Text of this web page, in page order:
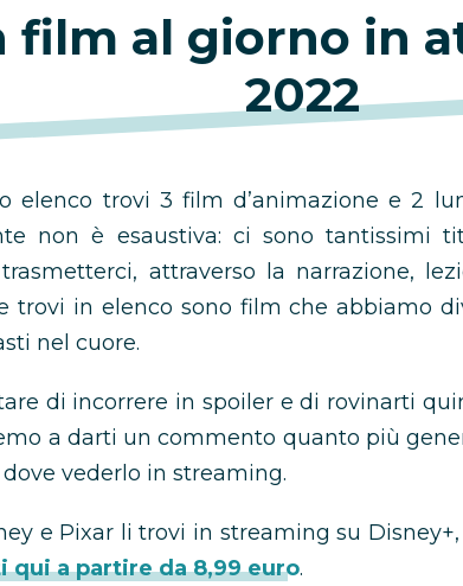
film al giorno in
2022
elenco trovi 3 film d’animazione e 2
non è esaustiva: ci sono tantissimi
attraverso la narrazione,
trovi in elenco sono film che abbiamo
nel cuore.
di incorrere in spoiler e di rovinarti
a darti un commento quanto più
vederlo in streaming.
e Pixar li trovi in streaming su
qui a partire da 8,99 euro.